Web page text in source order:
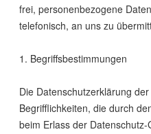
frei, personenbezogene
telefonisch, an uns zu
1. Begriffsbestimmungen
Die Datenschutzerklärung
Begrifflichkeiten, die durch
beim Erlass der